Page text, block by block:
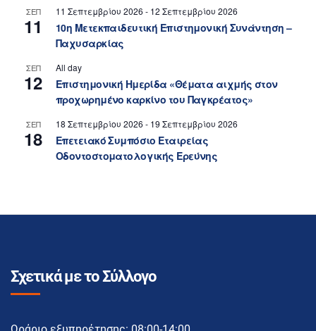
ΣΕΠ
11
11 Σεπτεμβρίου 2026 - 12 Σεπτεμβρίου 2026
10η Μετεκπαιδευτική Επιστημονική Συνάντηση –
Παχυσαρκίας
ΣΕΠ
12
All day
Επιστημονική Ημερίδα «Θέματα αιχμής στον
προχωρημένο καρκίνο του Παγκρέατος»
ΣΕΠ
18
18 Σεπτεμβρίου 2026 - 19 Σεπτεμβρίου 2026
Επετειακό Συμπόσιο Εταιρείας
Οδοντοστοματολογικής Ερεύνης
Σχετικά με το Σύλλογο